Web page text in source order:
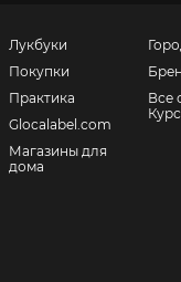
Лукбуки
Покупки
Практика
Glocalabel.com
Магазины для
дома
Все